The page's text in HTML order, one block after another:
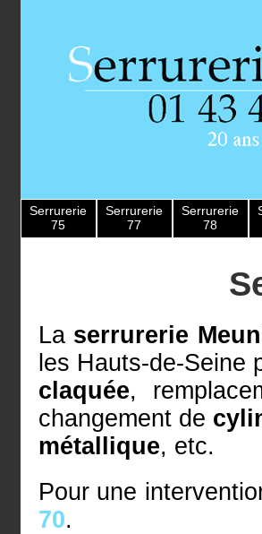
Serrurerie
75
Serrurerie
77
Serrurerie
78
La serrurerie
les Hauts-de-Seine
claquée,
changement de
métallique, etc.
Pour une
70.